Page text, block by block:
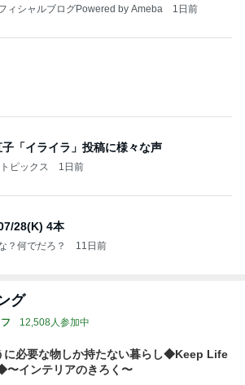
ィシャルブログPowered by Ameba 1日前
「イライラ」投稿に様々な声
ピックス 1日前
28(K) 4本
？何でだろ？ 11日前
グ
12,508人参加中
に必要な物しか持たない暮らし◆Keep Life
インテリアのきろく〜